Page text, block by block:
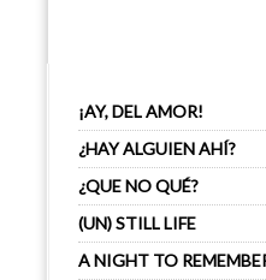
¡AY, DEL AMOR!
¿HAY ALGUIEN AHÍ?
¿QUE NO QUÉ?
(UN) STILL LIFE
A NIGHT TO